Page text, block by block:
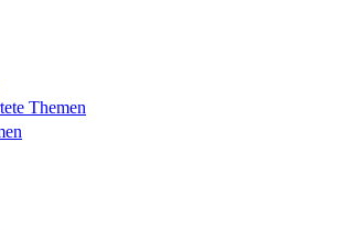
Themen